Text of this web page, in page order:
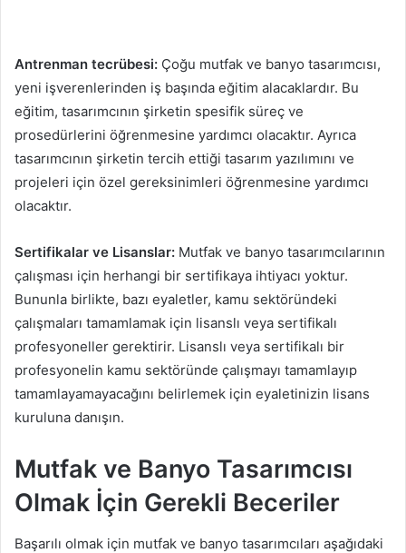
Antrenman tecrübesi: Çoğu mutfak ve banyo tasarımcısı,
yeni işverenlerinden iş başında eğitim alacaklardır. Bu
eğitim, tasarımcının şirketin spesifik süreç ve
prosedürlerini öğrenmesine yardımcı olacaktır. Ayrıca
tasarımcının şirketin tercih ettiği tasarım yazılımını ve
projeleri için özel gereksinimleri öğrenmesine yardımcı
olacaktır.
Sertifikalar ve Lisanslar: Mutfak ve banyo tasarımcılarının
çalışması için herhangi bir sertifikaya ihtiyacı yoktur.
Bununla birlikte, bazı eyaletler, kamu sektöründeki
çalışmaları tamamlamak için lisanslı veya sertifikalı
profesyoneller gerektirir. Lisanslı veya sertifikalı bir
profesyonelin kamu sektöründe çalışmayı tamamlayıp
tamamlayamayacağını belirlemek için eyaletinizin lisans
kuruluna danışın.
Mutfak ve Banyo Tasarımcısı
Olmak İçin Gerekli Beceriler
Başarılı olmak için mutfak ve banyo tasarımcıları aşağıdaki